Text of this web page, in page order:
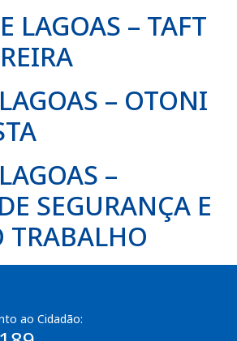
LAGOAS – TAFT
– OTONI
–
SEGURANÇA E
TRABALHO
ao Cidadão: